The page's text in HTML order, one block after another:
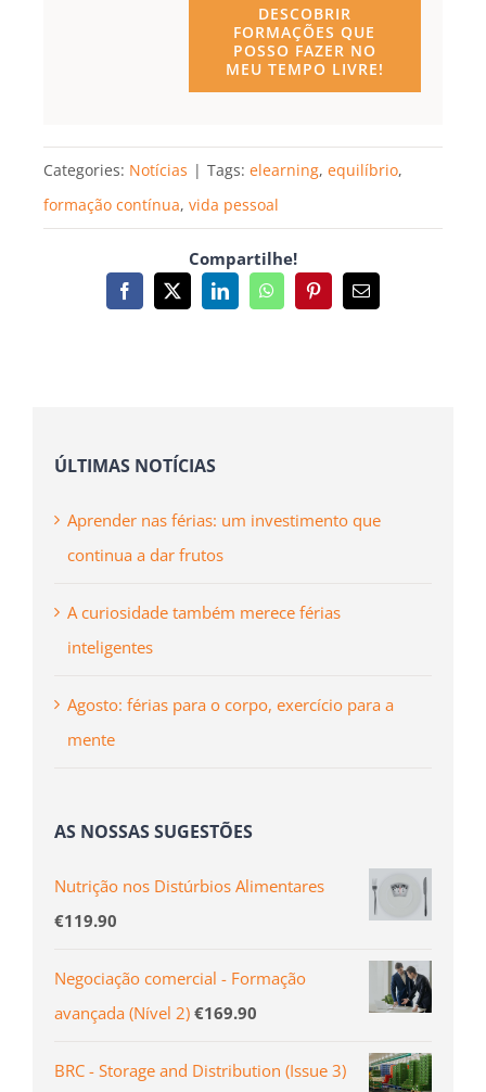
DESCOBRIR
FORMAÇÕES QUE
POSSO FAZER NO
MEU TEMPO LIVRE!
Categories: Notícias | Tags: elearning, equilíbrio,
formação contínua, vida pessoal
Compartilhe!
Facebook
X LinkedInWhatsAppPinterestEmail
(necessário
ÚLTIMAS NOTÍCIAS
Aprender nas férias: um investimento que
continua a dar frutos
A curiosidade também merece férias
inteligentes
Agosto: férias para o corpo, exercício para a
mente
AS NOSSAS SUGESTÕES
Nutrição nos Distúrbios Alimentares
€119.90
Negociação comercial - Formação
avançada (Ní­vel 2) €169.90
BRC - Storage and Distribution (Issue 3)